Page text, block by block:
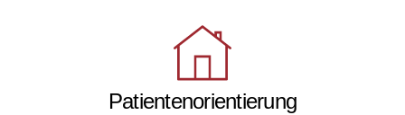
Patientenorientierung